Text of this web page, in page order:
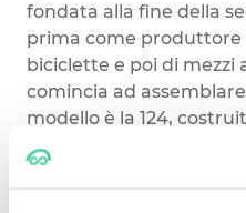
fondata alla fine della
prima come
biciclette e poi di mezzi
comincia ad
modello è la 124,
di un motore 1.2 a
società comincia a